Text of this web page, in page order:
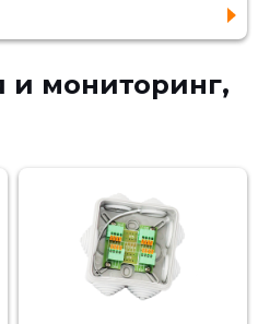
и мониторинг,